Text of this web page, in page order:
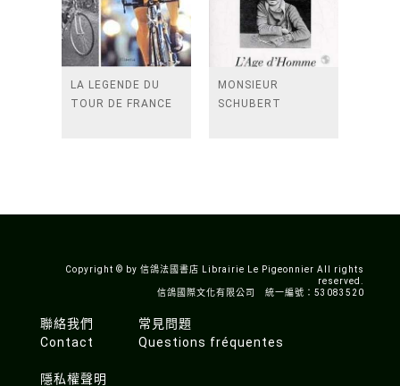
LA LEGENDE DU
TOUR DE FRANCE
MONSIEUR
SCHUBERT
Copyright © by 信鴿法國書店 Librairie Le Pigeonnier All rights
reserved.
信鴿國際文化有限公司 統一編號：53083520
聯絡我們
Contact
常見問題
Questions fréquentes
隱私權聲明